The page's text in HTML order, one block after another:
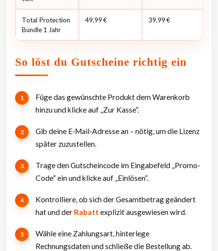
Total Protection
Bundle 1 Jahr
49,99 € 39,99 €
So löst du Gutscheine richtig ein
Füge das gewünschte Produkt dem Warenkorb
hinzu und klicke auf „Zur Kasse“.
Gib deine E‑Mail‑Adresse an – nötig, um die Lizenz
später zuzustellen.
Trage den Gutscheincode im Eingabefeld „Promo-
Code“ ein und klicke auf „Einlösen“.
Kontrolliere, ob sich der Gesamtbetrag geändert
hat und der Rabatt explizit ausgewiesen wird.
Wähle eine Zahlungsart, hinterlege
Rechnungsdaten und schließe die Bestellung ab.